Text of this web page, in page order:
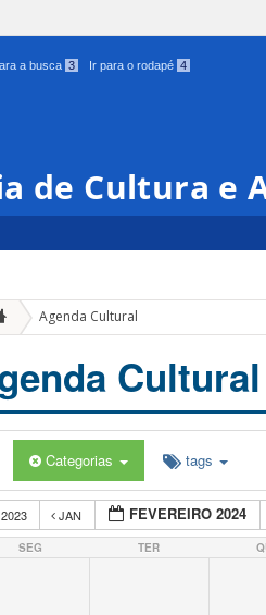
a busca 3 Ir para o rodapé 4
de Cultura e
Agenda Cultural
Cultural
Categorias tags
2023 JAN FEVEREIRO 2024
SEG TER